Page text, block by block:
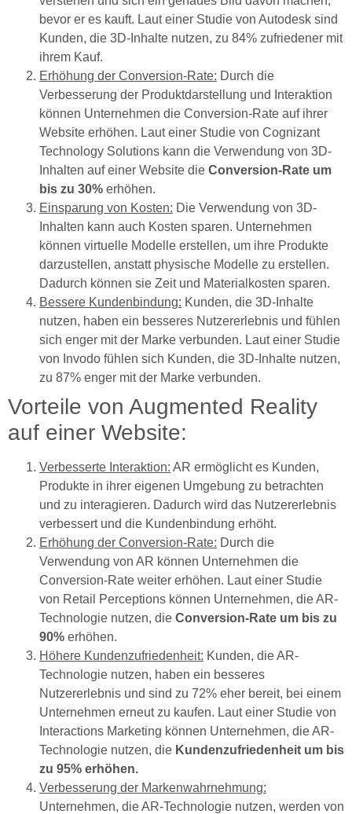
bevor er es kauft. Laut einer Studie von Autodesk sind
Kunden, die 3D-Inhalte nutzen, zu 84% zufriedener mit
ihrem Kauf.
Erhöhung der Conversion-Rate: Durch die
Verbesserung der Produktdarstellung und Interaktion
können Unternehmen die Conversion-Rate auf ihrer
Website erhöhen. Laut einer Studie von Cognizant
Technology Solutions kann die Verwendung von 3D-
Inhalten auf einer Website die Conversion-Rate um
bis zu 30% erhöhen.
Einsparung von Kosten: Die Verwendung von 3D-
Inhalten kann auch Kosten sparen. Unternehmen
können virtuelle Modelle erstellen, um ihre Produkte
darzustellen, anstatt physische Modelle zu erstellen.
Dadurch können sie Zeit und Materialkosten sparen.
Bessere Kundenbindung: Kunden, die 3D-Inhalte
nutzen, haben ein besseres Nutzererlebnis und fühlen
sich enger mit der Marke verbunden. Laut einer Studie
von Invodo fühlen sich Kunden, die 3D-Inhalte nutzen,
zu 87% enger mit der Marke verbunden.
Vorteile von Augmented Reality
auf einer Website:
Verbesserte Interaktion: AR ermöglicht es Kunden,
Produkte in ihrer eigenen Umgebung zu betrachten
und zu interagieren. Dadurch wird das Nutzererlebnis
verbessert und die Kundenbindung erhöht.
Erhöhung der Conversion-Rate: Durch die
Verwendung von AR können Unternehmen die
Conversion-Rate weiter erhöhen. Laut einer Studie
von Retail Perceptions können Unternehmen, die AR-
Technologie nutzen, die Conversion-Rate um bis zu
90% erhöhen.
Höhere Kundenzufriedenheit: Kunden, die AR-
Technologie nutzen, haben ein besseres
Nutzererlebnis und sind zu 72% eher bereit, bei einem
Unternehmen erneut zu kaufen. Laut einer Studie von
Interactions Marketing können Unternehmen, die AR-
Technologie nutzen, die Kundenzufriedenheit um bis
zu 95% erhöhen.
Verbesserung der Markenwahrnehmung:
Unternehmen, die AR-Technologie nutzen, werden von